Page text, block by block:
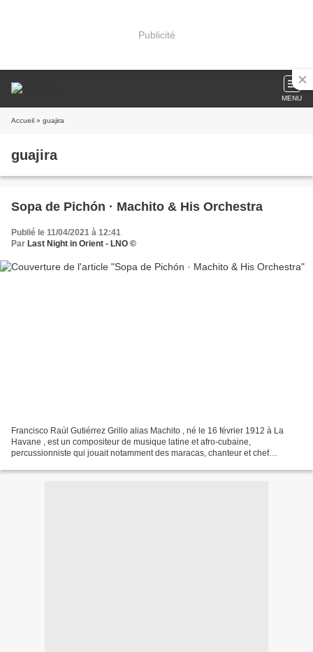
Publicité
MENU
Accueil » guajira
guajira
Sopa de Pichón · Machito & His Orchestra
Publié le 11/04/2021 à 12:41
Par Last Night in Orient - LNO ©
Francisco Raúl Gutiérrez Grillo alias Machito , né le 16 février 1912 à La
Havane , est un compositeur de musique latine et afro-cubaine,
percussionniste qui jouait notamment des maracas, chanteur et chef